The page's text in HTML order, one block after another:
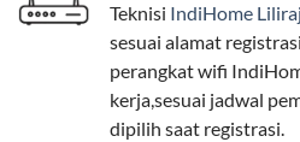
Paket Easy cocok untuk
Complete untuk yang
dan Paket Dynamic IP untuk
memprioritaskan kecepatan
Teknisi IndiHome
sesuai alamat
perangkat wifi
kerja,sesuai jadwal
dipilih saat registrasi.